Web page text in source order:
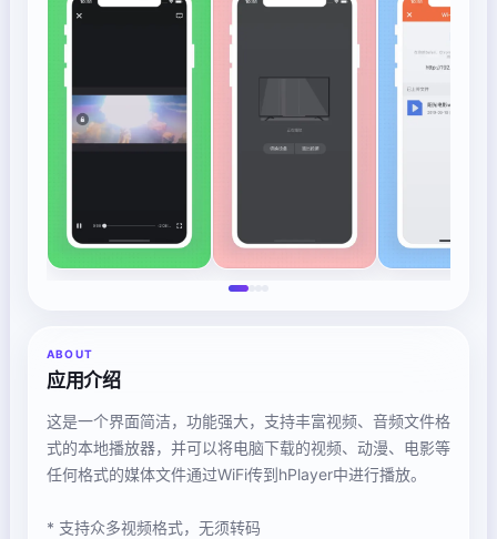
ABOUT
应用介绍
这是一个界面简洁，功能强大，支持丰富视频、音频文件格
式的本地播放器，并可以将电脑下载的视频、动漫、电影等
任何格式的媒体文件通过WiFi传到hPlayer中进行播放。
* 支持众多视频格式，无须转码